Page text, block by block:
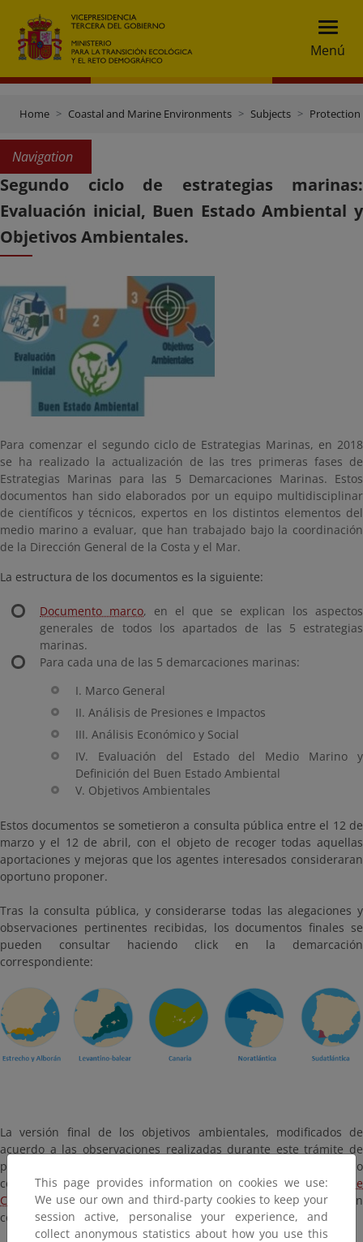
Menú
Home Coastal and Marine Environments Subjects
Navigation
Segundo ciclo de estrategias marinas:
Evaluación inicial, Buen Estado Ambiental y
Objetivos Ambientales.
Para comenzar el segundo ciclo de Estrategias Marinas, en 2018
se ha realizado la actualización de las tres primeras fases de
Estrategias Marinas para las 5 Demarcaciones Marinas. Estos
documentos han sido elaborados por un equipo multidisciplinar
de científicos y técnicos, expertos en los distintos elementos del
medio marino a evaluar, que han trabajado bajo la coordinación
de la Dirección General de la Costa y el Mar.
La estructura de los documentos es la siguiente:
Documento marco, en el que se explican los aspectos
generales de todos los apartados de las 5 estrategias
marinas.
Para cada una de las 5 demarcaciones marinas:
I. Marco General
II. Análisis de Presiones e Impactos
III. Análisis Económico y Social
IV. Evaluación del Estado del Medio Marino y
Definición del Buen Estado Ambiental
V. Objetivos Ambientales
Estos documentos se sometieron a consulta pública entre el 12 de
marzo y el 12 de abril, con el objeto de recoger todas aquellas
aportaciones y mejoras que los agentes interesados consideraran
oportuno proponer.
Tras la consulta pública, y considerarse todas las alegaciones y
observaciones pertinentes recibidas, los documentos finales se
pueden consultar haciendo click en la demarcación
correspondiente:
La versión final de los objetivos ambientales, modificados de
acuerdo a las observaciones realizadas durante este trámite de
participación, incluyendo un taller participativo específico
celebrado el 3 de abril, han sido aprobados porAcuerdo de
Consejo de Ministros el viernes 7 de junio de 2019, y se pueden
consultar en el siguiente enlace:
This page provides information on cookies we use:
We use our own and third-party cookies to keep your
session active, personalise your experience, and
collect anonymous statistics about how you use this